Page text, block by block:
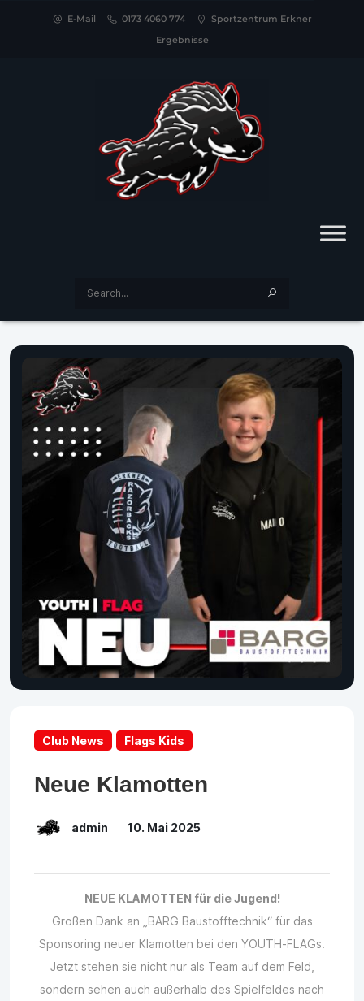
E-Mail 0173 4060 774
Sportzentrum Erkner
Ergebnisse
Club News Flags Kids
Neue Klamotten
admin 10. Mai 2025
NEUE KLAMOTTEN für die Jugend!
Großen Dank an „BARG Baustofftechnik“ für das
Sponsoring neuer Klamotten bei den YOUTH-FLAGs.
Jetzt stehen sie nicht nur als Team auf dem Feld,
sondern sehen auch außerhalb des Spielfeldes nach